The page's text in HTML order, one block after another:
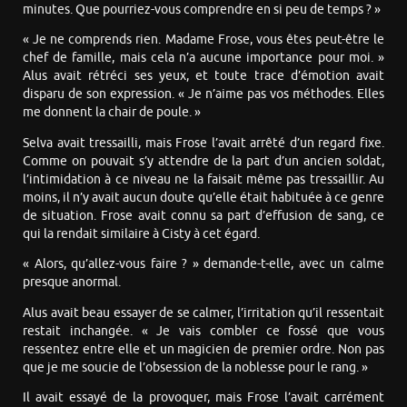
minutes. Que pourriez-vous comprendre en si peu de temps ? »
« Je ne comprends rien. Madame Frose, vous êtes peut-être le
chef de famille, mais cela n’a aucune importance pour moi. »
Alus avait rétréci ses yeux, et toute trace d’émotion avait
disparu de son expression. « Je n’aime pas vos méthodes. Elles
me donnent la chair de poule. »
Selva avait tressailli, mais Frose l’avait arrêté d’un regard fixe.
Comme on pouvait s’y attendre de la part d’un ancien soldat,
l’intimidation à ce niveau ne la faisait même pas tressaillir. Au
moins, il n’y avait aucun doute qu’elle était habituée à ce genre
de situation. Frose avait connu sa part d’effusion de sang, ce
qui la rendait similaire à Cisty à cet égard.
« Alors, qu’allez-vous faire ? » demande-t-elle, avec un calme
presque anormal.
Alus avait beau essayer de se calmer, l’irritation qu’il ressentait
restait inchangée. « Je vais combler ce fossé que vous
ressentez entre elle et un magicien de premier ordre. Non pas
que je me soucie de l’obsession de la noblesse pour le rang. »
Il avait essayé de la provoquer, mais Frose l’avait carrément